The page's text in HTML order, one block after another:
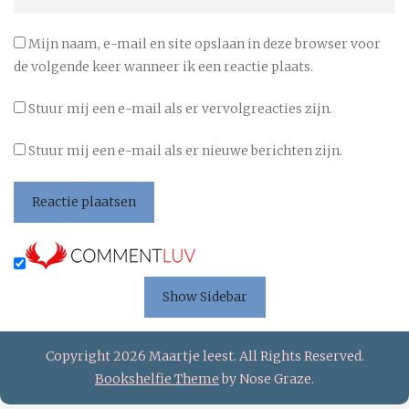
Mijn naam, e-mail en site opslaan in deze browser voor
de volgende keer wanneer ik een reactie plaats.
Stuur mij een e-mail als er vervolgreacties zijn.
Stuur mij een e-mail als er nieuwe berichten zijn.
Show Sidebar
Copyright 2026 Maartje leest. All Rights Reserved.
Bookshelfie Themeby Nose Graze.